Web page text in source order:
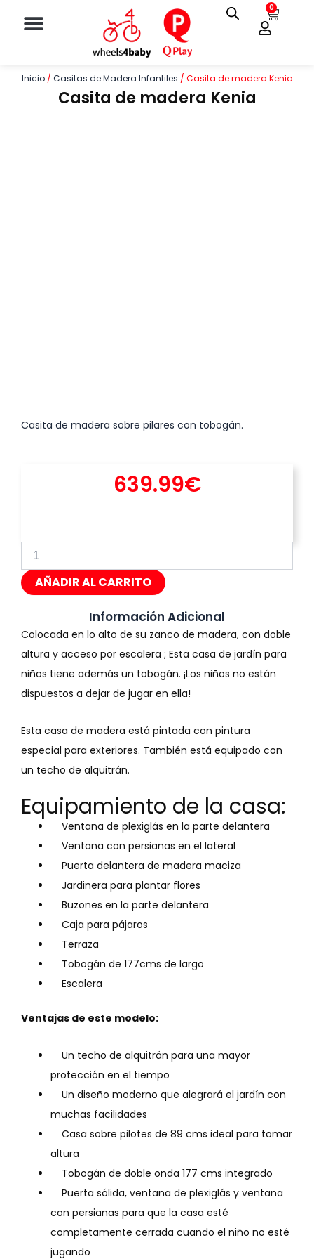
Menu 0
Cart
Inicio/ Casitas de Madera Infantiles / Casita de madera Kenia
Casita de madera Kenia
Casita de madera sobre pilares con tobogán.
639.99€
Casita
madera
KeniaAÑADIR AL CARRITO
Información Adicional
Colocada en lo alto de su zanco de madera, con doble
altura y acceso por escalera ; Esta casa de jardín para
niños tiene además un tobogán. ¡Los niños no están
dispuestos a dejar de jugar en ella!
Esta casa de madera está pintada con pintura
especial para exteriores. También está equipado con
un techo de alquitrán.
Equipamiento de la casa:
Ventana de plexiglás en la parte delantera
Ventana con persianas en el lateral
Puerta delantera de madera maciza
Jardinera para plantar flores
Buzones en la parte delantera
Caja para pájaros
Terraza
Tobogán de 177cms de largo
Escalera
Ventajas de este modelo:
Un techo de alquitrán para una mayor
protección en el tiempo
Un diseño moderno que alegrará el jardín con
muchas facilidades
Casa sobre pilotes de 89 cms ideal para tomar
altura
Tobogán de doble onda 177 cms integrado
Puerta sólida, ventana de plexiglás y ventana
con persianas para que la casa esté
completamente cerrada cuando el niño no esté
jugando